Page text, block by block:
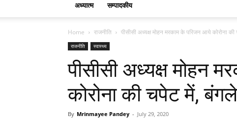
अध्यात्म सम्पादकीय
Home राजनीति पीसीसी अध्यक्ष मोहन मरकाम के परिजन आये कोरोना
राजनीति स्वास्थ्य
पीसीसी अध्यक्ष मोहन
कोरोना की चपेट में,
By Mrinmayee Pandey - July 29, 2020